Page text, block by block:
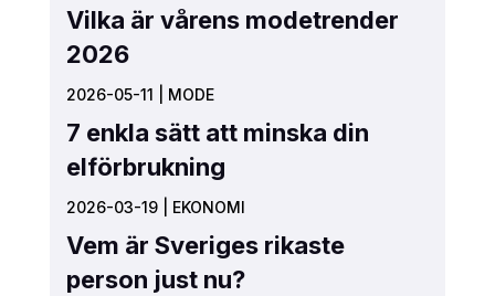
Vilka är vårens modetrender
2026
2026-05-11 MODE
7 enkla sätt att minska din
elförbrukning
2026-03-19| EKONOMI
Vem är Sveriges rikaste
person just nu?